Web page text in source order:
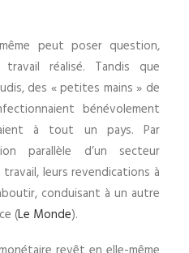
peut poser question,
réalisé. Tandis que
des « petites mains » de
bénévolement
à tout un pays. Par
parallèle d’un secteur
leurs revendications à
conduisant à un autre
(Le Monde).